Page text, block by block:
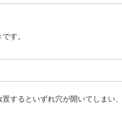
す。
するといずれ穴が開いてしまい